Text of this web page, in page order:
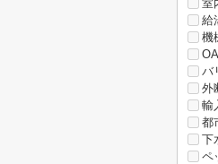
室
給
機
バ
外
輸
都
下
ペ